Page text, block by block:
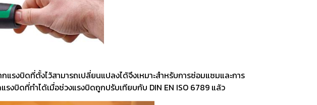
and
/ อุปกรณ์
ณ์ความ
รงบิดที่ตั้งไว้สามารถเปลี่ยนแปลงได้จึงเหมาะสำหรับการซ่อมแซมและการ
งบิดที่ทำได้เมื่อช่วงแรงบิดถูกปรับเทียบกับ DIN EN ISO 6789 แล้ว